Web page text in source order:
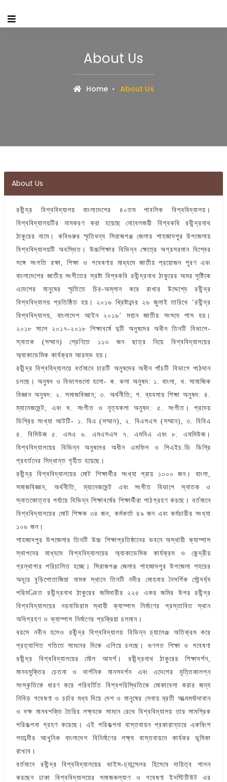
About Us
Home About Us
About Us
রবীন্দ্র বিশ্ববিদ্যালয় বাংলাদেশের ৪০তম পাবলিক বিশ্ববিদ্যালয়।
বিশ্ববিদ্যালয়টির নামকরণ করা হয়েছে নোবেলজয়ী বিশ্বকবি রবীন্দ্রনাথ
ঠাকুরের নামে। কবিগুরুর স্মৃতিধন্য সিরাজগঞ্জ জেলার শাহজাদপুর উপজেলায়
বিশ্ববিদ্যালয়টি অবস্থিত। উচ্চশিক্ষার বিভিন্ন ক্ষেত্রে অগ্রসরমান বিশ্বের
সঙ্গে সংগতি রক্ষা, শিক্ষা ও গবেষণার মাধ্যমে জাতীয় প্রয়োজন পূরণ এবং
বাংলাদেশের জাতীয় সংগীতের স্রষ্টা বিশ্বকবি রবীন্দ্রনাথ ঠাকুরের অমর সৃষ্টিকে
এদেশের মানুষের স্মৃতিতে চির-অম্লান করে রাখার উদ্দেশ্যে রবীন্দ্র
বিশ্ববিদ্যালয় প্রতিষ্ঠিত হয়। ২০১৬ খ্রিষ্টাব্দের ২৬ জুলাই তারিখে ‘রবীন্দ্র
বিশ্ববিদ্যালয়, বাংলাদেশ আইন ২০১৬’ মহান জাতীয় সংসদে পাস হয়।
২০১৮ সালে ২০১৭-২০১৮ শিক্ষাবর্ষে দুটি অনুষদের অধীন তিনটি বিভাগে-
স্নাতক (সম্মান) শ্রেণিতে ১১৩ জন ছাত্র নিয়ে বিশ্ববিদ্যালয়ের
অ্যাকাডেমিক কার্যক্রম আরম্ভ হয়।
রবীন্দ্র বিশ্ববিদ্যালয়ে বর্তমানে চারটি অনুষদের অধীন পাঁচটি বিভাগে পাঠদান
চলছে। অনুষদ ও বিভাগগুলো হলো- ক. কলা অনুষদ: ১. বাংলা, খ. সামাজিক
বিজ্ঞান অনুষদ: ২. সমাজবিজ্ঞান; ৩. অর্থনীতি; গ. ব্যবসায় শিক্ষা অনুষদ: ৪.
ম্যানেজমেন্ট; এবং ঘ. সংগীত ও নৃত্যকলা অনুষদ: ৫. সংগীত। প্রদেয়
ডিগ্রির সংখ্যা আটটি- ১. বিএ (সম্মান), ২. বিএসএস (সম্মান), ৩. বিবিএ
৪. বিমিউজ ৫. এমএ ৬. এমএসএস ৭. এমবিএ এবং ৮. এমমিউজ।
বিশ্ববিদ্যালয়ের বিভিন্ন অনুষদের অধীন এমফিল ও পিএইচ.ডি ডিগ্রি
প্রবর্তনের সিদ্ধান্ত গৃহীত হয়েছে।
রবীন্দ্র বিশ্ববিদ্যালয়ের মোট শিক্ষার্থীর সংখ্যা প্রায় ১০০০ জন। বাংলা,
সমাজবিজ্ঞান, অর্থনীতি, ম্যানেজমেন্ট এবং সংগীত বিভাগে স্নাতক ও
স্নাতকোত্তর পর্যায়ে বিভিন্ন শিক্ষাবর্ষের শিক্ষার্থীরা পাঠগ্রহণ করছে। বর্তমানে
বিশ্ববিদ্যালয়ের মোট শিক্ষক ৩৪ জন, কর্মকর্তা ৪৯ জন এবং কর্মচারীর সংখ্যা
১০৬ জন।
শাহজাদপুর উপজেলার তিনটি উচ্চ শিক্ষাপ্রতিষ্ঠানের ভবনে অস্থায়ী ক্যাম্পাস
স্থাপনের মাধ্যমে বিশ্ববিদ্যালয়ের অ্যাকাডেমিক কার্যক্রম ও কেন্দ্রীয়
গ্রন্থাগার পরিচালিত হচ্ছে। সিরাজগঞ্জ জেলার শাহজাদপুর উপজেলা শহরের
অদূরে বুড়িপোতাজিয়া নামক স্থানে তিনটি নদীর মোহনায় নৈসর্গিক সৌন্দর্য্য
পরিমণ্ডিত রবীন্দ্রনাথ ঠাকুরের জমিদারীর ২২৫ একর জমির উপর রবীন্দ্র
বিশ্ববিদ্যালয়ের নয়নাভিরাম স্থায়ী ক্যাম্পাস নির্মাণের প্রস্তাবিত স্থান
অধিগ্রহণ ও ক্যাম্পাস নির্মাণের প্রক্রিয়া চলমান।
বয়সে নবীন হলেও রবীন্দ্র বিশ্ববিদ্যালয় বিভিন্ন চ্যালেঞ্জ অতিক্রম করে
প্রত্যাশিত গতিতে সামনের দিকে এগিয়ে চলছে। গুণগত শিক্ষা ও গবেষণা
রবীন্দ্র বিশ্ববিদ্যালয়ের মৌল আদর্শ। রবীন্দ্রনাথ ঠাকুরের শিক্ষাদর্শন,
মানবমুক্তির চেতনা ও দার্শনিক মানসদর্শন এবং এদেশের মৃত্তিকালগ্ন
সংস্কৃতিকে ধারণ করে পরিবর্তিত বিশ্বপরিস্থিতিকে মোকাবেলা করার জন্য
নিবিড় গবেষণা ও চর্চার মধ্য দিয়ে দেশ ও মানুষের সেবায় ব্রতী আত্মমর্যাদাবান
ও দক্ষ মানবশক্তি তৈরির লক্ষ্যকে সামনে রেখে বিশ্ববিদ্যালয় তার সামগ্রিক
পরিকল্পনা গ্রহণ করেছে। এই পরিকল্পনা বাস্তবায়ন প্রকারান্তরে একবিংশ
শতাব্দীর আধুনিক বাংলাদেশ বিনির্মাণের লক্ষ্য বাস্তবায়নে কার্যকর ভূমিকা
রাখবে।
বর্তমানে রবীন্দ্র বিশ্ববিদ্যালয়ের ভাইস-চ্যান্সেলর হিসেবে দায়িত্ব পালন
করছেন ঢাকা বিশ্ববিদ্যালয়ের সমাজকল্যাণ ও গবেষণা ইনস্টিটিউট এর